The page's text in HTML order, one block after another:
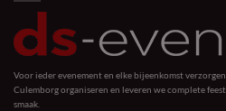
Voor ieder evenement en elke bijeenkomst
Culemborg organiseren en leveren we complete
smaak.